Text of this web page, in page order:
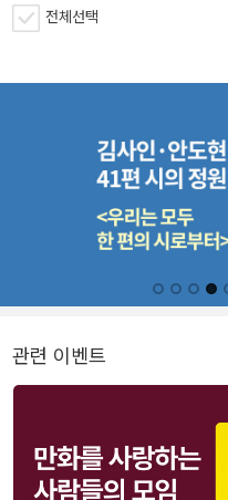
전체선택
관련 이벤트